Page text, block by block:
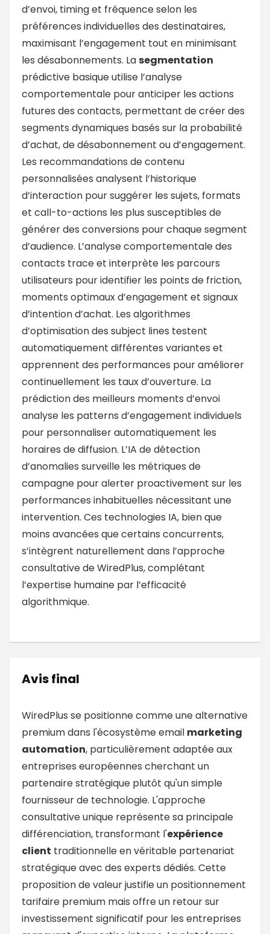
d’envoi, timing et fréquence selon les
préférences individuelles des destinataires,
maximisant l’engagement tout en minimisant
les désabonnements. Lasegmentation
prédictive basique utilise l’analyse
comportementale pour anticiper les actions
futures des contacts, permettant de créer des
segments dynamiques basés sur la probabilité
d’achat, de désabonnement ou d’engagement.
Les recommandations de contenu
personnalisées analysent l’historique
d’interaction pour suggérer les sujets, formats
et call-to-actions les plus susceptibles de
générer des conversions pour chaque segment
d’audience. L’analyse comportementale des
contacts trace et interprète les parcours
utilisateurs pour identifier les points de friction,
moments optimaux d’engagement et signaux
d’intention d’achat. Les algorithmes
d’optimisation des subject lines testent
automatiquement différentes variantes et
apprennent des performances pour améliorer
continuellement les taux d’ouverture. La
prédiction des meilleurs moments d’envoi
analyse les patterns d’engagement individuels
pour personnaliser automatiquement les
horaires de diffusion. L’IA de détection
d’anomalies surveille les métriques de
campagne pour alerter proactivement sur les
performances inhabituelles nécessitant une
intervention. Ces technologies IA, bien que
moins avancées que certains concurrents,
s’intègrent naturellement dans l’approche
consultative de WiredPlus, complétant
l’expertise humaine par l’efficacité
algorithmique.
Avis final
WiredPlus se positionne comme une alternative
premium dans l'écosystème email marketing
automation, particulièrement adaptée aux
entreprises européennes cherchant un
partenaire stratégique plutôt qu'un simple
fournisseur de technologie. L'approche
consultative unique représente sa principale
différenciation, transformant l'expérience
client traditionnelle en véritable partenariat
stratégique avec des experts dédiés. Cette
proposition de valeur justifie un positionnement
tarifaire premium mais offre un retour sur
investissement significatif pour les entreprises